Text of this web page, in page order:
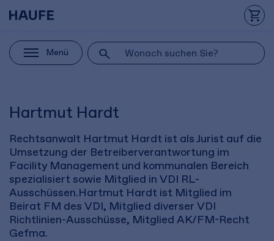
Menü
Hartmut Hardt
Rechtsanwalt Hartmut Hardt ist als Jurist auf die
Umsetzung der Betreiberverantwortung im
Facility Management und kommunalen Bereich
spezialisiert sowie Mitglied in VDI RL-
Ausschüssen.Hartmut Hardt ist Mitglied im
Beirat FM des VDI, Mitglied diverser VDI
Richtlinien-Ausschüsse, Mitglied AK/FM-Recht
Gefma.